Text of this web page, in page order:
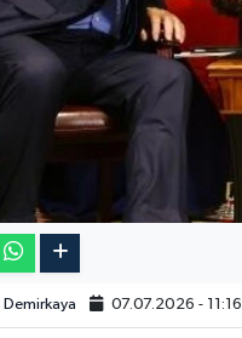
Demirkaya 07.07.2026 - 11:16